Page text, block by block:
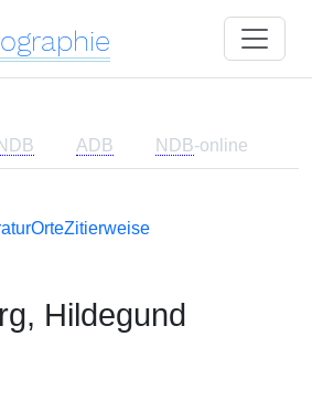
NDB ADB NDB-online
OrteZitierweise
Hildegund